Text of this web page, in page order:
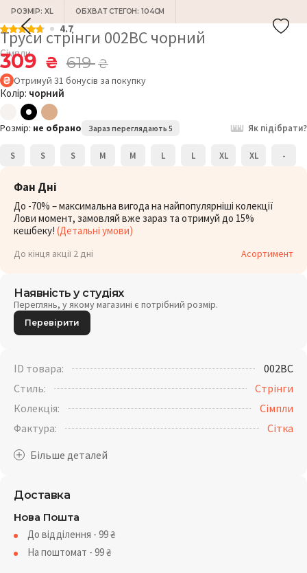
РОЗМІР: XL ОБХВАТ СТЕГОН: 104СМ
4.7
Труси стрінги 002BC чорний
Сімпли
309 ₴ 619₴
Отримуй 31 бонусів за покупку
Колір: чорний
Розмір: не обрано Зараз переглядають 5 Як підібрати?
S S S M M L L XL XL -
Фан Дні
До -70% – максимальна вигода на найпопулярніші колекції
Лови момент, замовляй вже зараз та отримуй до 15%
кешбеку! (Детальні умови)
До кінця акції 2 дні Асортимент
Наявність у студіях
Переглянь, у якому магазині є потрібний розмір.
Перевірити
ID товара:
002BC
Стиль:
Стрінги
Колекція:
Сімпли
Фактура:
Сітка
Доставка
Нова Пошта
До відділення - 99₴
На поштомат - 99₴